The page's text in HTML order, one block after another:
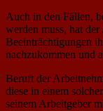
Auch in den Fällen,
werden muss, hat
Beeinträchtigungen
nachzukommen und
Beruft der
diese in einem
seinem Arbeitgeber